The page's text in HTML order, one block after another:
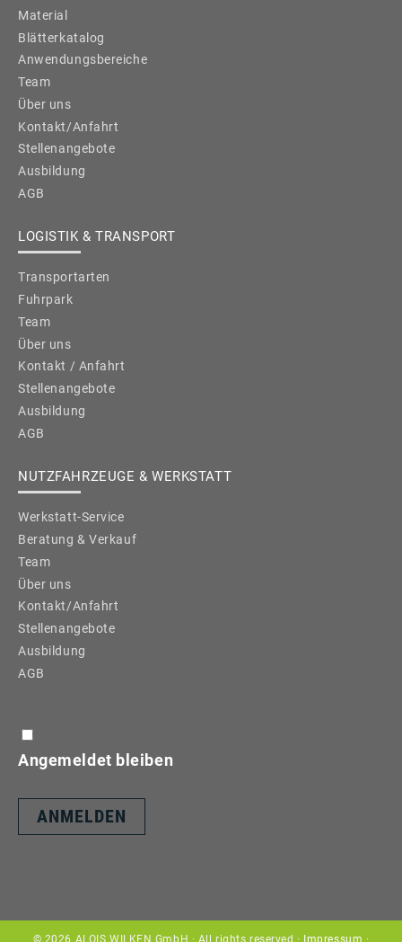
Material
Blätterkatalog
Anwendungsbereiche
Team
Über uns
Kontakt/Anfahrt
Stellenangebote
Ausbildung
AGB
LOGISTIK & TRANSPORT
Transportarten
Fuhrpark
Team
Über uns
Kontakt / Anfahrt
Stellenangebote
Ausbildung
AGB
NUTZFAHRZEUGE & WERKSTATT
Werkstatt-Service
Beratung & Verkauf
Team
Über uns
Kontakt/Anfahrt
Stellenangebote
Ausbildung
AGB
Angemeldet bleiben
© 2026 ALOIS WILKEN GmbH · All rights reserved · Impressum ·